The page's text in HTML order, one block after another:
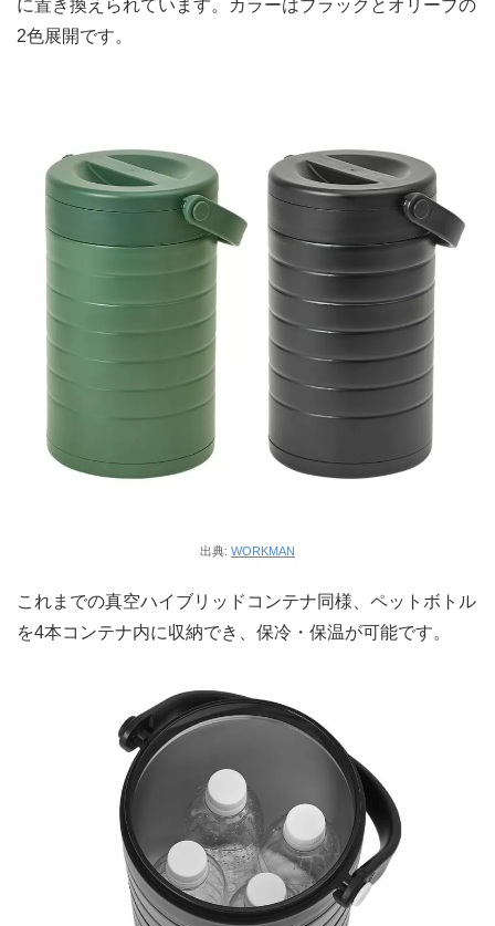
に置き換えられています。カラーはブラックとオリーブの
2色展開です。
出典: WORKMAN
これまでの真空ハイブリッドコンテナ同様、ペットボトル
を4本コンテナ内に収納でき、保冷・保温が可能です。